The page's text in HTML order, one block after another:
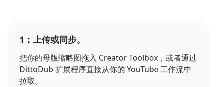
1：上传或同步。
把你的母版缩略图拖入 Creator Toolbox，或者通过
DittoDub 扩展程序直接从你的 YouTube 工作流中
拉取。